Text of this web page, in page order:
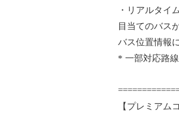
・リアルタイ
目当てのバス
バス位置情報
* 一部対応路
【プレミアム